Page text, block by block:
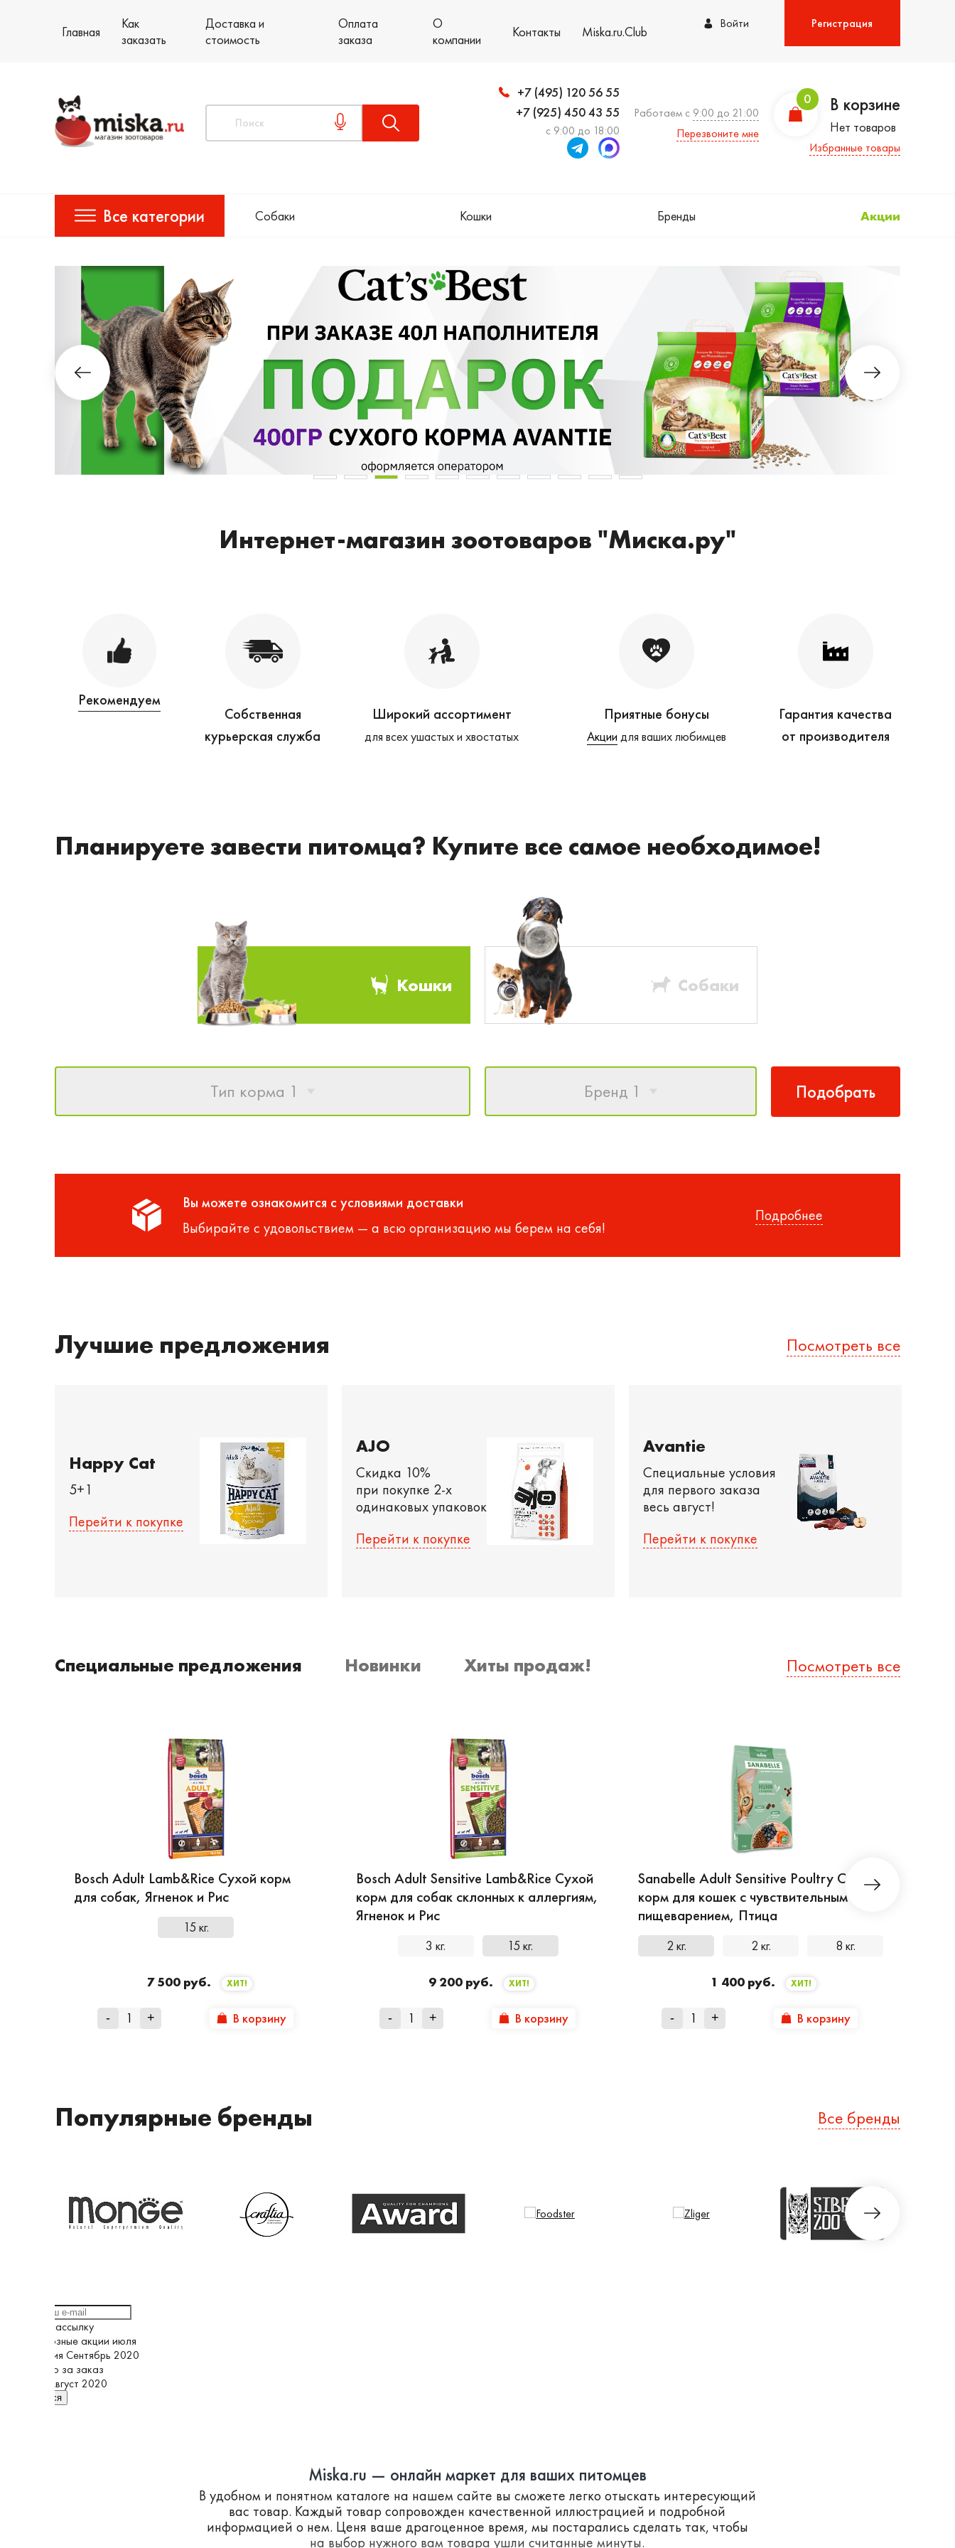
Главная
Как
заказать
Доставка и
стоимость
Оплата
заказа
О
компании
Контакты Miska.ru.Club Войти Регистрация
+7 (495) 120 56 55
+7 (925) 450 43 55
с 9:00 до 18:00
Работаем с 9:00 до 21:00
Перезвоните мне
0 В корзине
Нет товаров
Избранные товары
Все категории Собаки Кошки Бренды Акции
Интернет-магазин зоотоваров "Миска.ру"
Рекомендуем
Собственная
курьерская служба
Широкий ассортимент
для всех ушастых и хвостатых
Приятные бонусы
Акции для ваших любимцев
Гарантия качества
от производителя
Планируете завести питомца? Купите все самое необходимое!
Кошки Собаки
Тип корма 1 Бренд 1 Подобрать
Вы можете ознакомится с условиями доставки
Выбирайте с удовольствием — а всю организацию мы берем на себя!
Подробнее
Лучшие предложения Посмотреть все
Happy Cat
5+1
Перейти к покупке
AJO
Скидка 10%
при покупке 2-х
одинаковых упаковок
Перейти к покупке
Avantie
Специальные условия
для первого заказа
весь август!
Перейти к покупке
Специальные предложения Новинки Хиты продаж! Посмотреть все
Bosch Adult Lamb&Rice Сухой корм
для собак, Ягненок и Рис
15 кг.
7 500 руб. ХИТ!
- + В корзину
Bosch Adult Sensitive Lamb&Rice Сухой
корм для собак склонных к аллергиям,
Ягненок и Рис
3 кг. 15 кг.
9 200 руб. ХИТ!
- + В корзину
Sanabelle Adult Sensitive Poultry Сухой
корм для кошек с чувствительным
пищеварением, Птица
2 кг. 2 кг. 8 кг.
1 400 руб. ХИТ!
- + В корзину
Популярные бренды Все бренды
Выберите рассылку
Грандиозные акции июля
Кампания Сентябрь 2020
Спасибо за заказ
Супер Август 2020
Подписаться
Miska.ru — онлайн маркет для ваших питомцев
В удобном и понятном каталоге на нашем сайте вы сможете легко отыскать интересующий
вас товар. Каждый товар сопровожден качественной иллюстрацией и подробной
информацией о нем. Ценя ваше драгоценное время, мы постарались сделать так, чтобы
на выбор нужного вам товара ушли считанные минуты.